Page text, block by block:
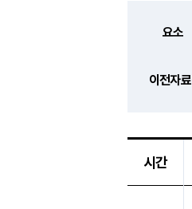
요소
이전자료
시간